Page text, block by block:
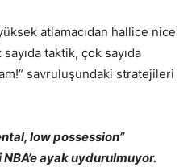
atlamacıdan hallice nice
taktik, çok sayıda
savruluşundaki stratejileri
low possession”
ayak uydurulmuyor.